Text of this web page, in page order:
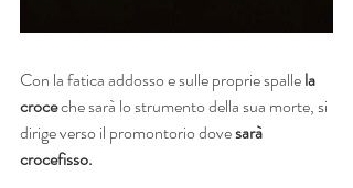
Con la fatica addosso e sulle proprie spalle la
croce che sarà lo strumento della sua morte, si
dirige verso il promontorio dove sarà
crocefisso.